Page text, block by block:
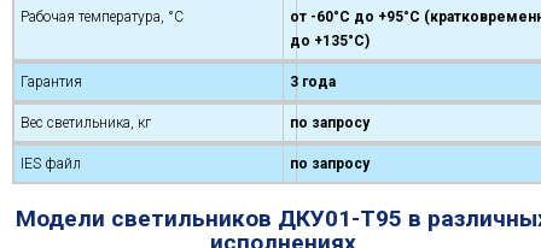
Рабочая температура, °С
от -60°C до +95°С
до +135°С)
Гарантия 3 года
Вес светильника, кг по запросу
IES файл по запросу
Модели светильников ДКУ01-Т95 в